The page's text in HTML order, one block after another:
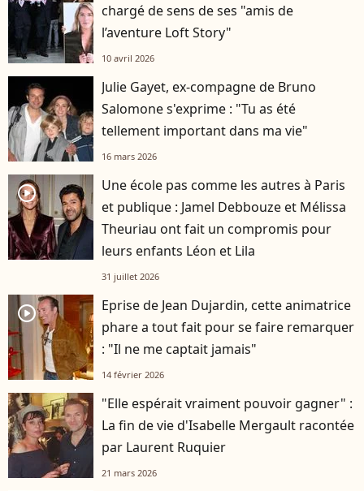
chargé de sens de ses "amis de
l’aventure Loft Story"
10 avril 2026
Julie Gayet, ex-compagne de Bruno
Salomone s'exprime : "Tu as été
tellement important dans ma vie"
16 mars 2026
player2
Une école pas comme les autres à Paris
et publique : Jamel Debbouze et Mélissa
Theuriau ont fait un compromis pour
leurs enfants Léon et Lila
31 juillet 2026
player2
Eprise de Jean Dujardin, cette animatrice
phare a tout fait pour se faire remarquer
: "Il ne me captait jamais"
14 février 2026
"Elle espérait vraiment pouvoir gagner" :
La fin de vie d'Isabelle Mergault racontée
par Laurent Ruquier
21 mars 2026